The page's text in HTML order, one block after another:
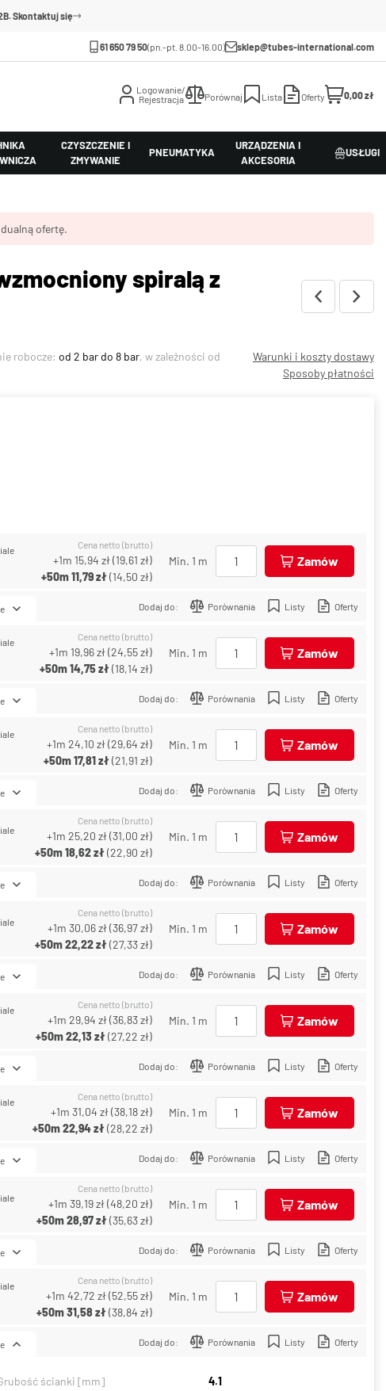
Skontaktuj się
61 650 79 50(pn.-pt. 8.00-16.00) sklep@tubes-international.com
Logowanie/
Rejestracja
Porównaj Lista Oferty 0,00 zł
CZYSZCZENIE I
ZMYWANIE
PNEUMATYKA
URZĄDZENIA I
AKCESORIA
USŁUGI
ofertę.
spiralą z
robocze: od 2 bar do 8 bar, w zależności od
Warunki i koszty dostawy
Sposoby płatności
Cena netto (brutto)
+1m 15,94 zł(19,61 zł)
+50m11,79 zł(14,50 zł)
Min. 1 m Zamów
Dodaj do: Porównania Listy Oferty
Cena netto (brutto)
+1m 19,96 zł(24,55 zł)
+50m14,75 zł(18,14 zł)
Min. 1 m Zamów
Dodaj do: Porównania Listy Oferty
Cena netto (brutto)
+1m 24,10 zł(29,64 zł)
+50m17,81 zł(21,91 zł)
Min. 1 m Zamów
Dodaj do: Porównania Listy Oferty
Cena netto (brutto)
+1m 25,20 zł(31,00 zł)
+50m18,62 zł(22,90 zł)
Min. 1 m Zamów
Dodaj do: Porównania Listy Oferty
Cena netto (brutto)
+1m 30,06 zł(36,97 zł)
+50m22,22 zł(27,33 zł)
Min. 1 m Zamów
Dodaj do: Porównania Listy Oferty
Cena netto (brutto)
+1m 29,94 zł(36,83 zł)
+50m22,13 zł(27,22 zł)
Min. 1 m Zamów
Dodaj do: Porównania Listy Oferty
Cena netto (brutto)
+1m 31,04 zł(38,18 zł)
+50m22,94 zł(28,22 zł)
Min. 1 m Zamów
Dodaj do: Porównania Listy Oferty
Cena netto (brutto)
+1m 39,19 zł(48,20 zł)
+50m28,97 zł(35,63 zł)
Min. 1 m Zamów
Dodaj do: Porównania Listy Oferty
Cena netto (brutto)
+1m 42,72 zł(52,55 zł)
+50m31,58 zł(38,84 zł)
Min. 1 m Zamów
Dodaj do: Porównania Listy Oferty
ścianki [mm] 4.1